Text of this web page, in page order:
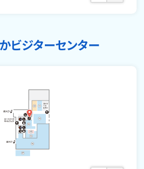
ビジターセンター